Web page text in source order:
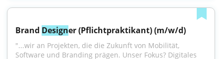
Brand Designer (Pflichtpraktikant) (m/w/d)
"...wir an Projekten, die die Zukunft von Mobilität,